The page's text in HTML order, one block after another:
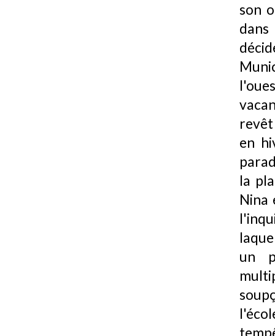
son
en
la
Nina
un